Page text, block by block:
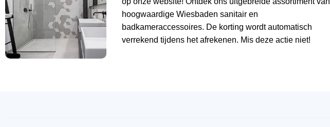
hoogwaardige Wiesbaden sanitair en
badkameraccessoires. De korting wordt automatisch
verrekend tijdens het afrekenen. Mis deze actie niet!